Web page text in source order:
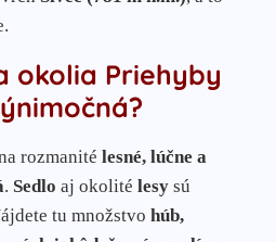
okolia Priehyby
rozmanité lesné, lúčne a
. Sedlo aj okolité lesy sú
tu množstvo húb,